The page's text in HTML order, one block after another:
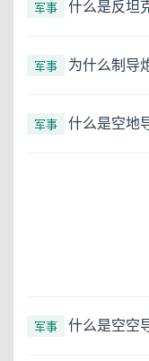
军事 什么是反坦
军事 为什么制导
军事 什么是空地
军事 什么是空空